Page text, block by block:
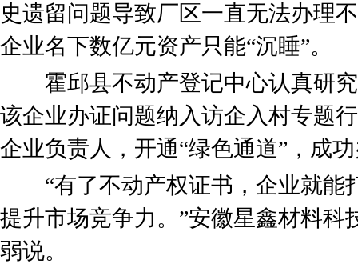
史遗留问题导致厂区一直无法办理
企业名下数亿元资产只能“沉睡”。
霍邱县不动产登记中心认真研究
该企业办证问题纳入访企入村专题
企业负责人，开通“绿色通道”，成
“有了不动产权证书，企业就能
提升市场竞争力。”安徽星鑫材料科
弱说。